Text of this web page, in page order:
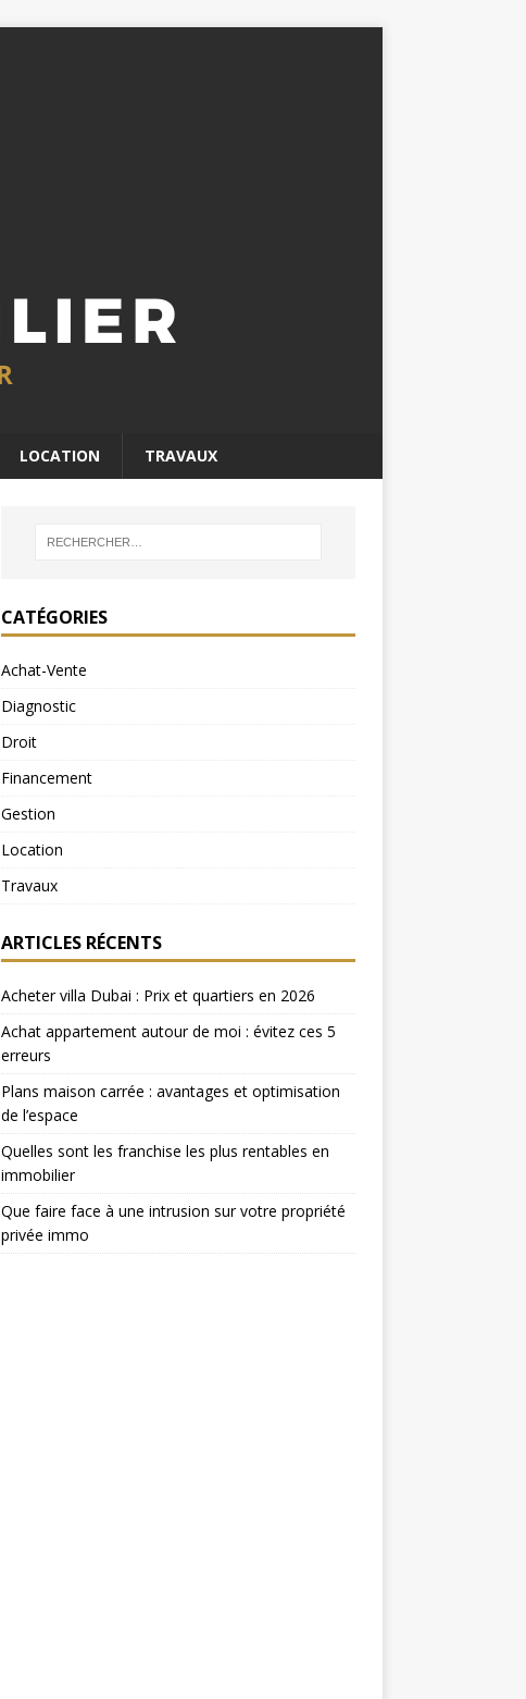
LOCATION TRAVAUX
CATÉGORIES
Achat-Vente
Diagnostic
Droit
Financement
Gestion
Location
Travaux
ARTICLES RÉCENTS
Acheter villa Dubai : Prix et quartiers en 2026
Achat appartement autour de moi : évitez ces 5
erreurs
Plans maison carrée : avantages et optimisation
de l’espace
Quelles sont les franchise les plus rentables en
immobilier
Que faire face à une intrusion sur votre propriété
privée immo